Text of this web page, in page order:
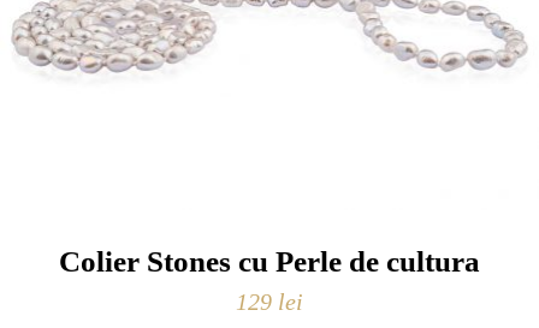
Colier Stones cu Perle de cultura
129 lei